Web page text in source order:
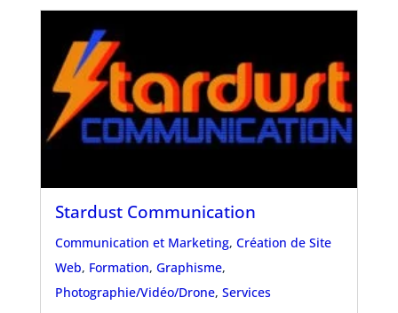
Stardust Communication
Communication et Marketing, Création de Site
Web, Formation, Graphisme,
Photographie/Vidéo/Drone, Services